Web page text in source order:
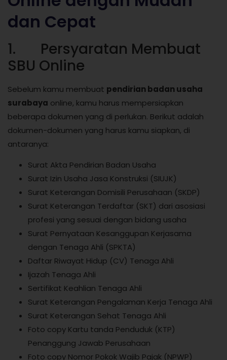
dan Cepat
1. Persyaratan Membuat
SBU Online
Sebelum kamu membuat pendirian badan usaha
surabaya online, kamu harus mempersiapkan
beberapa dokumen yang di perlukan. Berikut adalah
dokumen-dokumen yang harus kamu siapkan, di
antaranya:
Surat Akta Pendirian Badan Usaha
Surat Izin Usaha Jasa Konstruksi (SIUJK)
Surat Keterangan Domisili Perusahaan (SKDP)
Surat Keterangan Terdaftar (SKT) dari asosiasi
profesi yang sesuai dengan bidang usaha
Surat Pernyataan Kesanggupan Kerjasama
dengan Tenaga Ahli (SPKTA)
Daftar Riwayat Hidup (CV) Tenaga Ahli
Ijazah Tenaga Ahli
Sertifikat Keahlian Tenaga Ahli
Surat Keterangan Pengalaman Kerja Tenaga Ahli
Surat Keterangan Sehat Tenaga Ahli
Foto copy Kartu tanda Penduduk (KTP)
Penanggung Jawab Perusahaan
Foto copy Nomor Pokok Wajib Pajak (NPWP)